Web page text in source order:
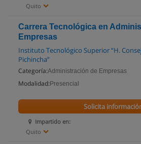
Quito
Carrera Tecnológica en
Empresas
Instituto Tecnológico Superior “H.
Pichincha”
Categoría:Administración de Empresas
Modalidad: Presencial
Impartido en:
Quito
Solicita